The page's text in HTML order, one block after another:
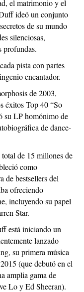
el matrimonio y el
ideó un conjunto
de su mundo
silenciosas,
profundas.
pista con partes
encantador.
de 2003,
éxitos Top 40 “So
su LP homónimo de
de dance-
de 15 millones de
como
de bestsellers del
ofreciendo
incluyendo su papel
Star.
está iniciando un
lanzado
su primera música
(que debutó en el
amplia gama de
Lo y Ed Sheeran).